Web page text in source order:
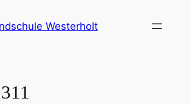
Westerholt